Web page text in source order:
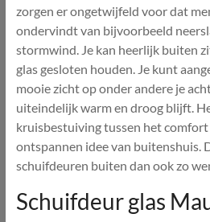
zorgen er ongetwijfeld voor dat
ondervindt van bijvoorbeeld
stormwind. Je kan heerlijk buiten
glas gesloten houden. Je kunt
mooie zicht op onder andere je
uiteindelijk warm en droog blijft.
kruisbestuiving tussen het
ontspannen idee van buitenshuis.
schuifdeuren buiten dan ook zo
Schuifdeur glas